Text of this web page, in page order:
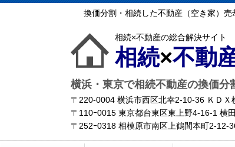
換価分割・相続した不動産（空き家）
相続×不動産の総合解決サイト
相続×不動
横浜・東京で相続不動産の換価分
〒220-0004 横浜市西区北幸2-10-36 ＫＤＸ
〒110ｰ0015 東京都台東区東上野4-16-1 横
〒252ｰ0318 相模原市南区上鶴間本町2-12-